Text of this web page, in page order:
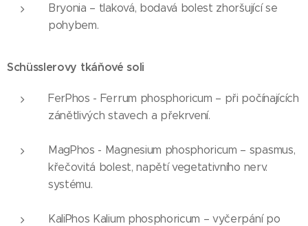
Bryonia – tlaková, bodavá bolest zhoršující se
pohybem.
Schüsslerovy tkáňové soli
FerPhos - Ferrum phosphoricum – při počínajících
zánětlivých stavech a překrvení.
MagPhos - Magnesium phosphoricum – spasmus,
křečovitá bolest, napětí vegetativního nerv.
systému.
KaliPhos Kalium phosphoricum – vyčerpání po